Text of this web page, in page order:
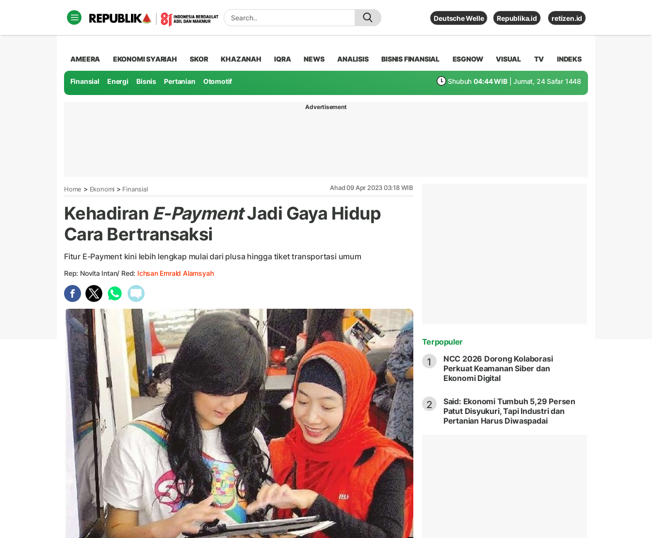
Deutsche Welle Republika.id retizen.id
AMEERA EKONOMI SYARIAH SKOR KHAZANAH IQRA NEWS ANALISIS BISNIS FINANSIAL ESGNOW VISUAL TV INDEKS
Finansial Energi Bisnis Pertanian Otomotif Shubuh 04:44 WIB | Jumat, 24 Safar 1448
Advertisement
Home > Ekonomi > Finansial Ahad 09 Apr 2023 03:18 WIB
Kehadiran E-PaymentJadi Gaya Hidup
Cara Bertransaksi
Fitur E-Payment kini lebih lengkap mulai dari plusa hingga tiket transportasi umum
Rep: Novita Intan/ Red: Ichsan Emrald Alamsyah
Terpopuler
1
NCC 2026 Dorong Kolaborasi
Perkuat Keamanan Siber dan
Ekonomi Digital
2
Said: Ekonomi Tumbuh 5,29 Persen
Patut Disyukuri, Tapi Industri dan
Pertanian Harus Diwaspadai